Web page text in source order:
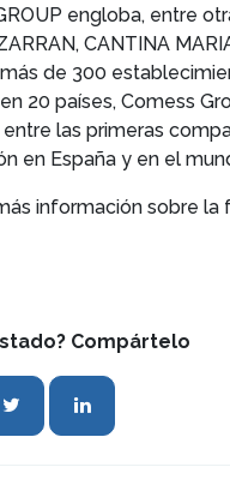
engloba, entre
CANTINA
más de 300
20 países, Comess
las primeras
en España y en el
información sobre la
Compártelo